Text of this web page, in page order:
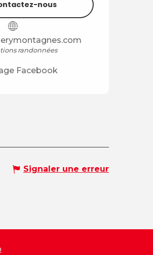
nous
randonnées
Facebook
Signaler une erreur